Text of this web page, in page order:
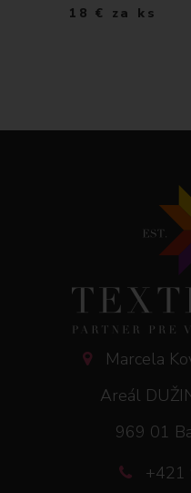
18 € za ks
Marcela
Areál
969 01
+421